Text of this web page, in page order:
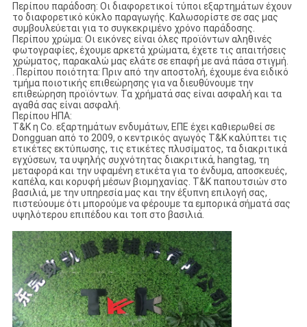
Περίπου παράδοση: Οι διαφορετικοί τύποι εξαρτημάτων έχουν
το διαφορετικό κύκλο παραγωγής. Καλωσορίστε σε σας μας
συμβουλεύεται για το συγκεκριμένο χρόνο παράδοσης.
Περίπου χρώμα: Οι εικόνες είναι όλες προϊόντων αληθινές
φωτογραφίες, έχουμε αρκετά χρώματα, έχετε τις απαιτήσεις
χρώματος, παρακαλώ μας ελάτε σε επαφή με ανά πάσα στιγμή.
. Περίπου ποιότητα: Πριν από την αποστολή, έχουμε ένα ειδικό
τμήμα ποιοτικής επιθεώρησης για να διευθύνουμε την
επιθεώρηση προϊόντων. Τα χρήματά σας είναι ασφαλή και τα
αγαθά σας είναι ασφαλή.
Περίπου ΗΠΑ:
T&K η Co. εξαρτημάτων ενδυμάτων, ΕΠΕ έχει καθιερωθεί σε
Dongguan από το 2009, ο κεντρικός αγωγός T&K καλύπτει τις
ετικέτες εκτύπωσης, τις ετικέτες πλυσίματος, τα διακριτικά
εγχύσεων, τα υψηλής συχνότητας διακριτικά, hangtag, τη
μεταφορά και την υφαμένη ετικέτα για το ένδυμα, αποσκευές,
καπέλα, και κορυφή μέσων βιομηχανίας. T&K παπουτσιών στο
βασιλιά, με την υπηρεσία μας και την έξυπνη επιλογή σας,
πιστεύουμε ότι μπορούμε να φέρουμε τα εμπορικά σήματά σας
υψηλότερου επιπέδου και τοπ στο βασιλιά.